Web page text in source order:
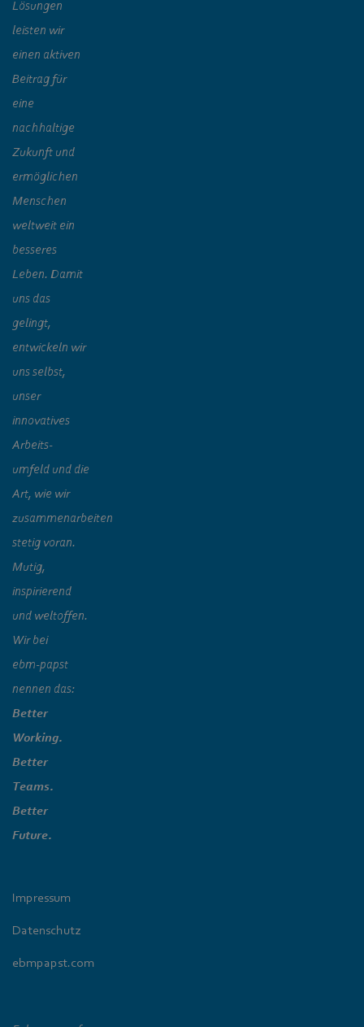
Lösungen
leisten wir
einen aktiven
Beitrag für
eine
nachhaltige
Zukunft und
ermöglichen
Menschen
weltweit ein
besseres
Leben. Damit
uns das
gelingt,
entwickeln wir
uns selbst,
unser
innovatives
Arbeits-
umfeld und die
Art, wie wir
zusammenarbeiten
stetig voran.
Mutig,
inspirierend
und weltoffen.
Wir bei
ebm‑papst
nennen das:
Better
Working.
Better
Teams.
Better
Future.
Impressum
Datenschutz
ebmpapst.com